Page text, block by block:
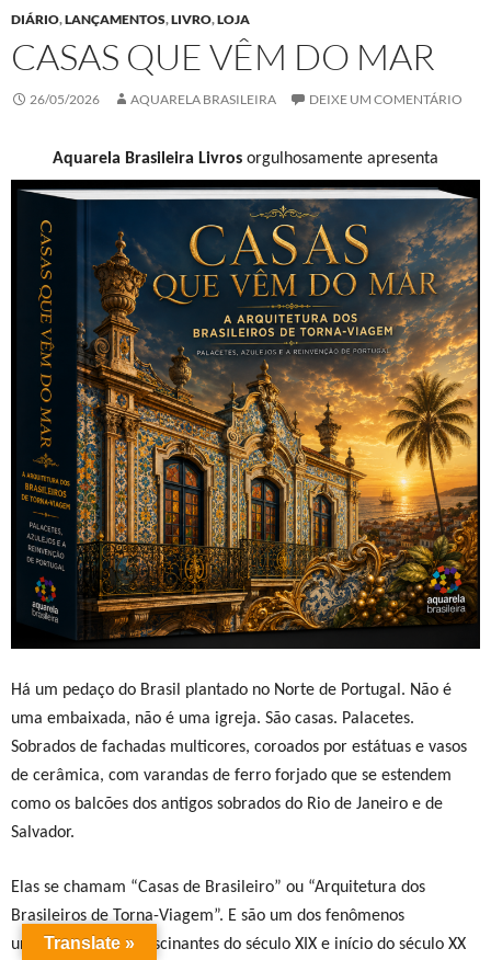
DIÁRIO,LANÇAMENTOS,LIVRO,LOJA
CASAS QUE VÊM DO MAR
26/05/2026 AQUARELA BRASILEIRA DEIXE UM COMENTÁRIO
Aquarela Brasileira Livros orgulhosamente apresenta
Há um pedaço do Brasil plantado no Norte de Portugal. Não é
uma embaixada, não é uma igreja. São casas. Palacetes.
Sobrados de fachadas multicores, coroados por estátuas e vasos
de cerâmica, com varandas de ferro forjado que se estendem
como os balcões dos antigos sobrados do Rio de Janeiro e de
Salvador.
Elas se chamam “Casas de Brasileiro” ou “Arquitetura dos
Brasileiros de Torna-Viagem”. E são um dos fenômenos
urbanísticos mais fascinantes do século XIX e início do século XX
Translate »